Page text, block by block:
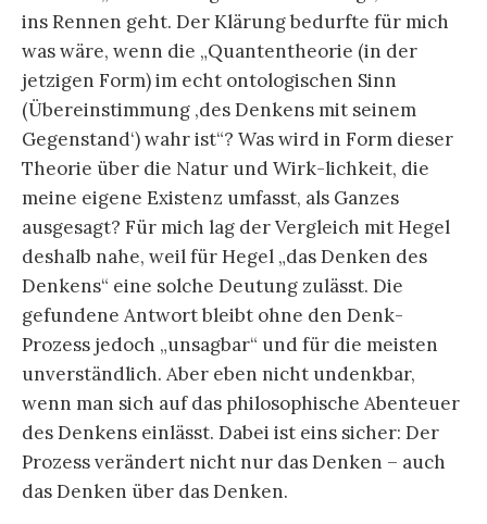
ins Rennen geht. Der Klärung bedurfte für mich
was wäre, wenn die „Quantentheorie (in der
jetzigen Form) im echt ontologischen Sinn
(Übereinstimmung ‚des Denkens mit seinem
Gegenstand‘) wahr ist“? Was wird in Form dieser
Theorie über die Natur und Wirk-lichkeit, die
meine eigene Existenz umfasst, als Ganzes
ausgesagt? Für mich lag der Vergleich mit Hegel
deshalb nahe, weil für Hegel „das Denken des
Denkens“ eine solche Deutung zulässt. Die
gefundene Antwort bleibt ohne den Denk-
Prozess jedoch „unsagbar“ und für die meisten
unverständlich. Aber eben nicht undenkbar,
wenn man sich auf das philosophische Abenteuer
des Denkens einlässt. Dabei ist eins sicher: Der
Prozess verändert nicht nur das Denken – auch
das Denken über das Denken.